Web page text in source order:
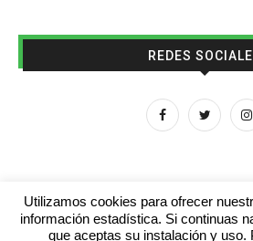
REDES
Utilizamos cookies para ofrecer
información estadística. Si continuas
que aceptas su instalación y uso.